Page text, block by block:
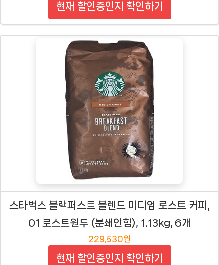
현재 할인중인지 확인하기
스타벅스 블랙퍼스트 블렌드 미디엄 로스트 커피,
01 로스트원두 (분쇄안함), 1.13kg, 6개
229,530원
현재 할인중인지 확인하기